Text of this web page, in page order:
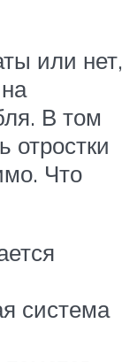
или нет,
В том
отростки
Что
система